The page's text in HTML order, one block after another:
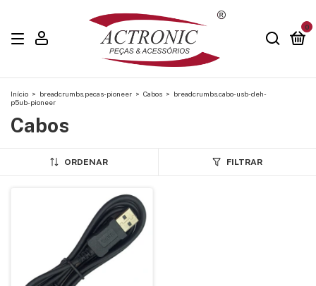
0
Início > breadcrumbs.pecas-pioneer > Cabos > breadcrumbs.cabo-usb-deh-
p5ub-pioneer
Cabos
ORDENAR FILTRAR